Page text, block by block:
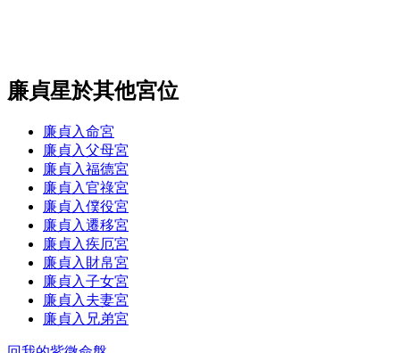
廉貞星於其他宮位
廉貞入命宮
廉貞入父母宮
廉貞入福德宮
廉貞入官祿宮
廉貞入僕役宮
廉貞入遷移宮
廉貞入疾厄宮
廉貞入財帛宮
廉貞入子女宮
廉貞入夫妻宮
廉貞入兄弟宮